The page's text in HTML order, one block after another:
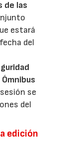
de las
estará
del
se
del
edición